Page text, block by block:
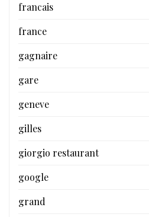
francais
france
gagnaire
gare
geneve
gilles
giorgio restaurant
google
grand